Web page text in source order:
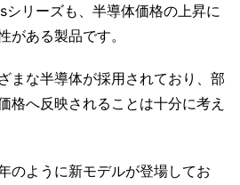
リーズも、半導体価格の上昇に
がある製品です。
まな半導体が採用されており、部
格へ反映されることは十分に考え
のように新モデルが登場してお